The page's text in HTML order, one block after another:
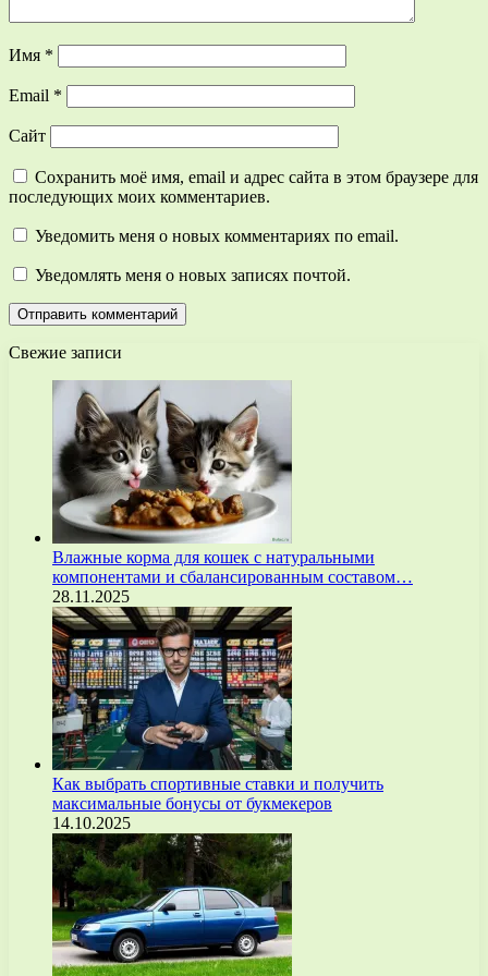
Имя *
Email *
Сайт
Сохранить моё имя, email и адрес сайта в этом браузере для
последующих моих комментариев.
Уведомить меня о новых комментариях по email.
Уведомлять меня о новых записях почтой.
Свежие записи
Влажные корма для кошек с натуральными
компонентами и сбалансированным составом…
28.11.2025
Как выбрать спортивные ставки и получить
максимальные бонусы от букмекеров
14.10.2025